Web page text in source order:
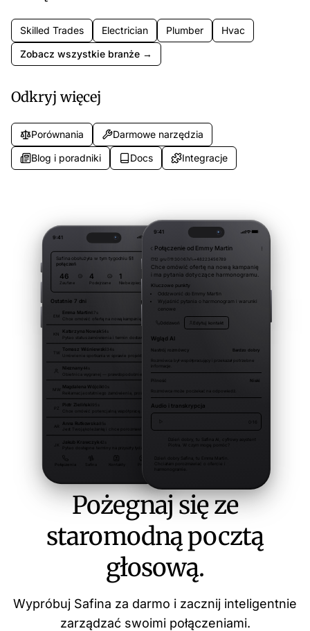
Skilled Trades Electrician Plumber
Hvac
Zobacz wszystkie branże →
Odkryj więcej
Porównania
Darmowe narzędzia
Blog i poradniki
Docs Integracje
Pożegnaj się ze
staromodną pocztą
głosową.
Wypróbuj Safina za darmo i zacznij inteligentnie
zarządzać swoimi połączeniami.